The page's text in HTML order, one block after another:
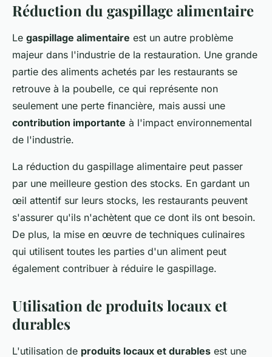
Réduction du gaspillage alimentaire
Le gaspillage alimentaire est un autre problème
majeur dans l'industrie de la restauration. Une grande
partie des aliments achetés par les restaurants se
retrouve à la poubelle, ce qui représente non
seulement une perte financière, mais aussi une
contribution importante à l'impact environnemental
de l'industrie.
La réduction du gaspillage alimentaire peut passer
par une meilleure gestion des stocks. En gardant un
œil attentif sur leurs stocks, les restaurants peuvent
s'assurer qu'ils n'achètent que ce dont ils ont besoin.
De plus, la mise en œuvre de techniques culinaires
qui utilisent toutes les parties d'un aliment peut
également contribuer à réduire le gaspillage.
Utilisation de produits locaux et
durables
L'utilisation de produits locaux et durables est une